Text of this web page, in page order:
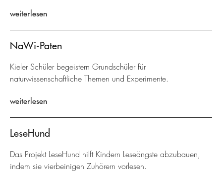
weiterlesen
NaWi-Paten
Kieler Schüler begeistern Grundschüler für
naturwissenschaftliche Themen und Experimente.
weiterlesen
LeseHund
Das Projekt LeseHund hilft Kindern Leseängste abzubauen,
indem sie vierbeinigen Zuhörern vorlesen.